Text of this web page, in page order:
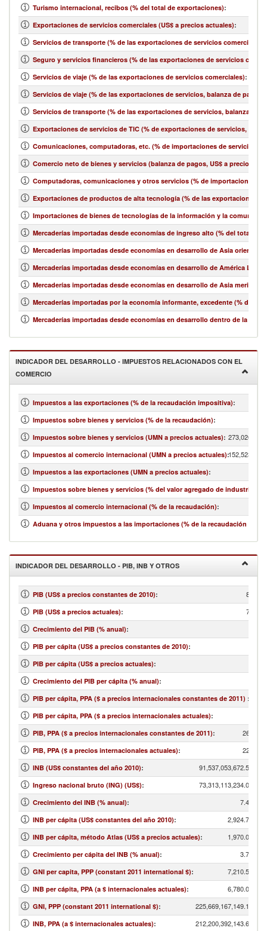
Turismo internacional, recibos (% del total de exportaciones):
Exportaciones de servicios comerciales (US$ a precios actuales):
Servicios de transporte (% de las exportaciones de servicios comerciales)
Seguro y servicios financieros (% de las exportaciones de servicios
Servicios de viaje (% de las exportaciones de servicios comerciales):
Servicios de viaje (% de las exportaciones de servicios, balanza de pagos)
Servicios de transporte (% de las exportaciones de servicios, balanza de
Exportaciones de servicios de TIC (% de exportaciones de servicios,
Comunicaciones, computadoras, etc. (% de importaciones de servicios,
Comercio neto de bienes y servicios (balanza de pagos, US$ a precios
Computadoras, comunicaciones y otros servicios (% de importaciones
Exportaciones de productos de alta tecnología (% de las exportaciones
Importaciones de bienes de tecnologías de la información y la
Mercaderías importadas desde economías de ingreso alto (% del total de
Mercaderías importadas desde economías en desarrollo de Asia oriental
Mercaderías importadas desde economías en desarrollo de América
Mercaderías importadas desde economías en desarrollo de Asia
Mercaderías importadas por la economía informante, excedente (% del
Mercaderías importadas desde economías en desarrollo dentro de la
INDICADOR DEL DESARROLLO - IMPUESTOS RELACIONADOS CON EL
COMERCIO
Impuestos a las exportaciones (% de la recaudación impositiva):
Impuestos sobre bienes y servicios (% de la recaudación):
Impuestos sobre bienes y servicios (UMN a precios actuales):
Impuestos al comercio internacional (UMN a precios actuales):
Impuestos a las exportaciones (UMN a precios actuales):
Impuestos sobre bienes y servicios (% del valor agregado de industria y
Impuestos al comercio internacional (% de la recaudación):
Aduana y otros impuestos a las importaciones (% de la recaudación
INDICADOR DEL DESARROLLO - PIB, INB Y OTROS
PIB (US$ a precios constantes de 2010):
PIB (US$ a precios actuales):
Crecimiento del PIB (% anual):
PIB per cápita (US$ a precios constantes de 2010):
PIB per cápita (US$ a precios actuales):
Crecimiento del PIB per cápita (% anual):
PIB per cápita, PPA ($ a precios internacionales constantes de 2011) :
PIB per cápita, PPA ($ a precios internacionales actuales):
PIB, PPA ($ a precios internacionales constantes de 2011):
PIB, PPA ($ a precios internacionales actuales):
INB (US$ constantes del año 2010): 91,537,053,672.56
Ingreso nacional bruto (ING) (US$): 73,313,113,234.05
Crecimiento del INB (% anual): 7.43
INB per cápita (US$ constantes del año 2010): 2,924.77
INB per cápita, método Atlas (US$ a precios actuales): 1,970.00
Crecimiento per cápita del INB (% anual): 3.79
GNI per capita, PPP (constant 2011 international $): 7,210.53
INB per cápita, PPA (a $ internacionales actuales): 6,780.00
GNI, PPP (constant 2011 international $): 225,669,167,149.12
INB, PPA (a $ internacionales actuales): 212,200,392,143.68